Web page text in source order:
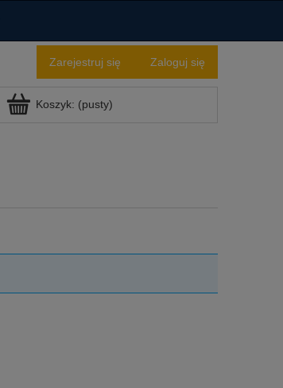
Zarejestruj się Zaloguj się
Koszyk: (pusty)